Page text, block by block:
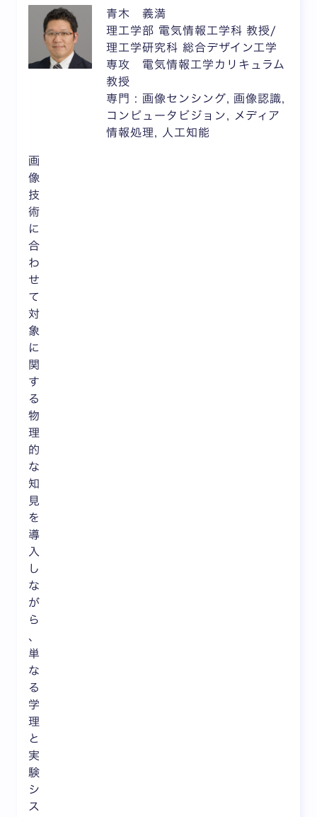
青木 義満
理工学部 電気情報工学科 教授/
理工学研究科 総合デザイン工学
専攻 電気情報工学カリキュラム
教授
専門 : 画像センシング, 画像認識,
コンピュータビジョン, メディア
情報処理, 人工知能
画
像
技
術
に
合
わ
せ
て
対
象
に
関
す
る
物
理
的
な
知
見
を
導
入
し
な
が
ら
、
単
な
る
学
理
と
実
験
シ
ス